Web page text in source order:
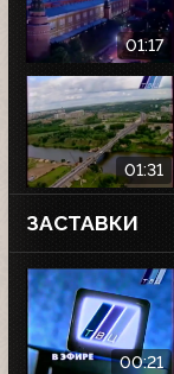
01:17
01:31
ЗАСТАВКИ
00:21